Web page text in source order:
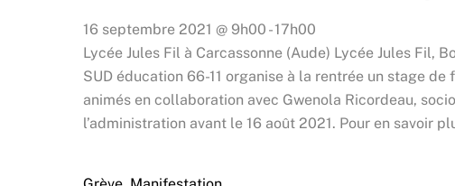
16 septembre 2021 @ 9h00 -17h00
Lycée Jules Fil à Carcassonne (Aude) Lycée Jules Fil,
SUD éducation 66-11 organise à la rentrée un stage
animés en collaboration avec Gwenola Ricordeau,
l’administration avant le 16 août 2021. Pour en savoir